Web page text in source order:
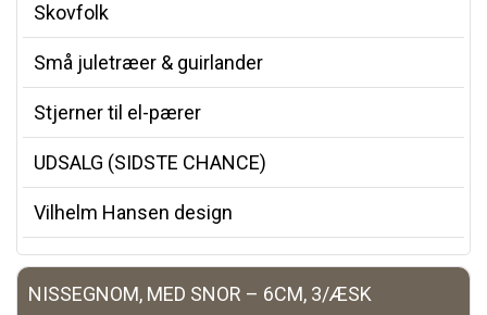
Skovfolk
Små juletræer & guirlander
Stjerner til el-pærer
UDSALG (SIDSTE CHANCE)
Vilhelm Hansen design
NISSEGNOM, MED SNOR – 6CM, 3/ÆSK